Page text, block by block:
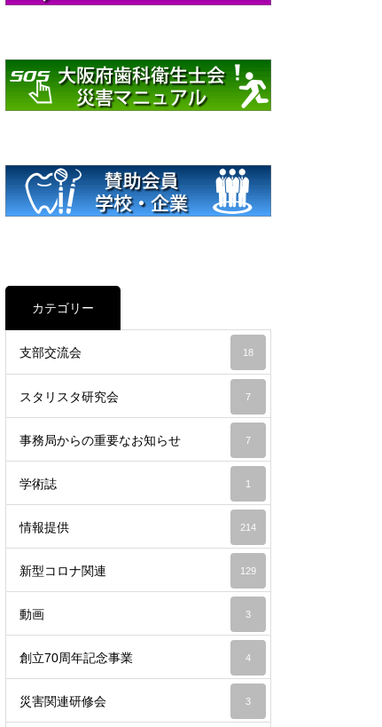
カテゴリー
支部交流会 18
スタリスタ研究会 7
事務局からの重要なお知らせ 7
学術誌 1
情報提供 214
新型コロナ関連 129
動画 3
創立70周年記念事業 4
災害関連研修会 3